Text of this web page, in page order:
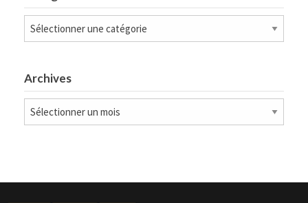
Catégories
Archives
Archives